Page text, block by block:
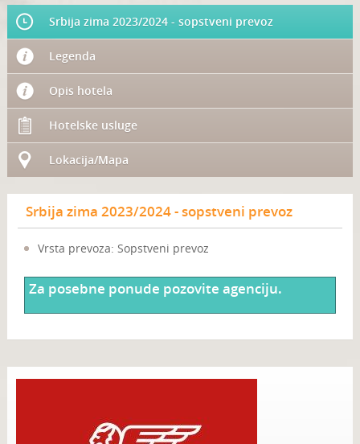
Srbija zima 2023/2024 - sopstveni prevoz
Legenda
Opis hotela
Hotelske usluge
Lokacija/Mapa
Srbija zima 2023/2024 - sopstveni prevoz
Vrsta prevoza: Sopstveni prevoz
Za posebne ponude pozovite agenciju.